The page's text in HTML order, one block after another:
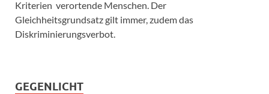
Kriterien verortende Menschen. Der
Gleichheitsgrundsatz gilt immer, zudem das
Diskriminierungsverbot.
GEGENLICHT